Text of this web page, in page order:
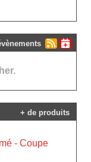
- Coupe
+ de produits